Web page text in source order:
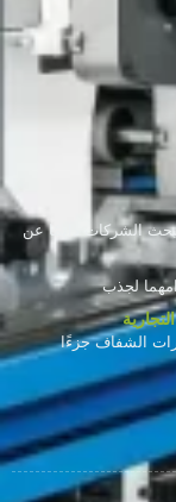
الشركات دائمًا عن
لجذب
الشفاف جزءًا